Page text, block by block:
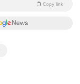
Copy link